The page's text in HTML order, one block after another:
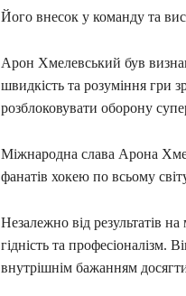
Його внесок у команду та
Арон Хмелевський був
швидкість та розуміння гри
розблоковувати оборону
Міжнародна слава Арона
фанатів хокею по всьому
Незалежно від результатів
гідність та
внутрішнім бажанням